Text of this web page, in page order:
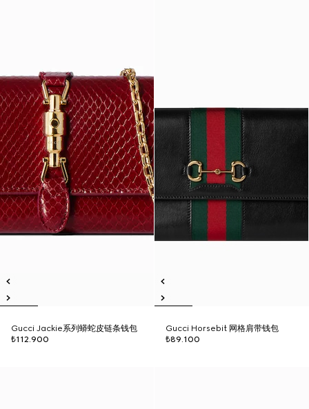
Gucci Jackie系列蟒蛇皮链条钱包
₺112.900
Gucci Horsebit 网格肩带钱包
₺89.100